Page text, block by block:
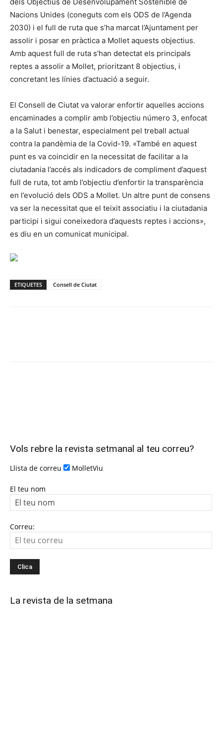
Nacions Unides (coneguts com els ODS de l’Agenda
2030) i el full de ruta que s’ha marcat l’Ajuntament per
assolir i posar en pràctica a Mollet aquests objectius.
Amb aquest full de ruta s’han detectat els principals
reptes a assolir a Mollet, prioritzant 8 objectius, i
concretant les línies d’actuació a seguir.
El Consell de Ciutat va valorar enfortir aquelles accions
encaminades a complir amb l’objectiu número 3, enfocat
a la Salut i benestar, especialment pel treball actual
contra la pandèmia de la Covid-19. «També en aquest
punt es va coincidir en la necessitat de facilitar a la
ciutadania l’accés als indicadors de compliment d’aquest
full de ruta, tot amb l’objectiu d’enfortir la transparència
en l’evolució dels ODS a Mollet. Un altre punt de consens
va ser la necessitat que el teixit associatiu i la ciutadania
participi i sigui coneixedora d’aquests reptes i accions»,
es diu en un comunicat municipal.
ETIQUETES Consell de Ciutat
Vols rebre la revista setmanal al teu correu?
Llista de correu MolletViu
El teu nom
Correu:
La revista de la setmana